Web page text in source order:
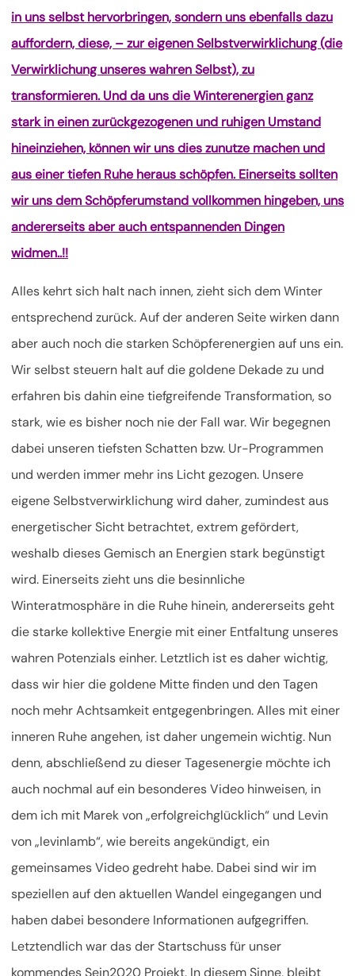
in uns selbst hervorbringen, sondern uns ebenfalls dazu
auffordern, diese, – zur eigenen Selbstverwirklichung (die
Verwirklichung unseres wahren Selbst), zu
transformieren. Und da uns die Winterenergien ganz
stark in einen zurückgezogenen und ruhigen Umstand
hineinziehen, können wir uns dies zunutze machen und
aus einer tiefen Ruhe heraus schöpfen. Einerseits sollten
wir uns dem Schöpferumstand vollkommen hingeben, uns
andererseits aber auch entspannenden Dingen
widmen..!!
Alles kehrt sich halt nach innen, zieht sich dem Winter
entsprechend zurück. Auf der anderen Seite wirken dann
aber auch noch die starken Schöpferenergien auf uns ein.
Wir selbst steuern halt auf die goldene Dekade zu und
erfahren bis dahin eine tiefgreifende Transformation, so
stark, wie es bisher noch nie der Fall war. Wir begegnen
dabei unseren tiefsten Schatten bzw. Ur-Programmen
und werden immer mehr ins Licht gezogen. Unsere
eigene Selbstverwirklichung wird daher, zumindest aus
energetischer Sicht betrachtet, extrem gefördert,
weshalb dieses Gemisch an Energien stark begünstigt
wird. Einerseits zieht uns die besinnliche
Winteratmosphäre in die Ruhe hinein, andererseits geht
die starke kollektive Energie mit einer Entfaltung unseres
wahren Potenzials einher. Letztlich ist es daher wichtig,
dass wir hier die goldene Mitte finden und den Tagen
noch mehr Achtsamkeit entgegenbringen. Alles mit einer
inneren Ruhe angehen, ist daher ungemein wichtig. Nun
denn, abschließend zu dieser Tagesenergie möchte ich
auch nochmal auf ein besonderes Video hinweisen, in
dem ich mit Marek von „erfolgreichglücklich“ und Levin
von „levinlamb“, wie bereits angekündigt, ein
gemeinsames Video gedreht habe. Dabei sind wir im
speziellen auf den aktuellen Wandel eingegangen und
haben dabei besondere Informationen aufgegriffen.
Letztendlich war das der Startschuss für unser
kommendes Sein2020 Projekt. In diesem Sinne, bleibt